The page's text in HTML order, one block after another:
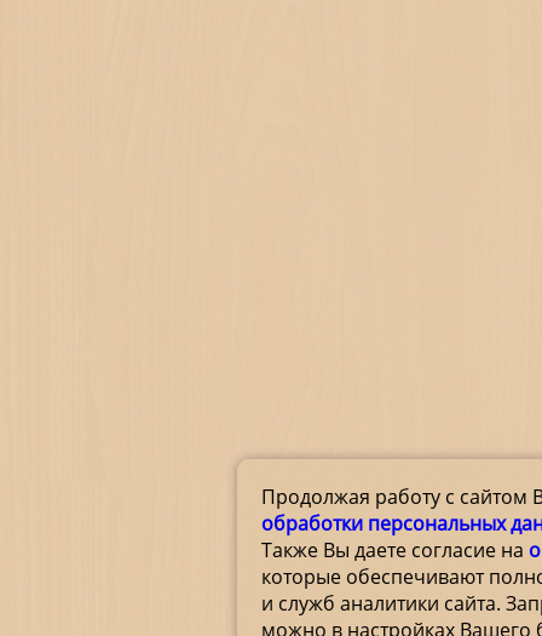
Продолжая работу с сайтом
обработки персональных
Также Вы даете согласие на
которые обеспечивают
и служб аналитики сайта.
можно в настройках Вашего